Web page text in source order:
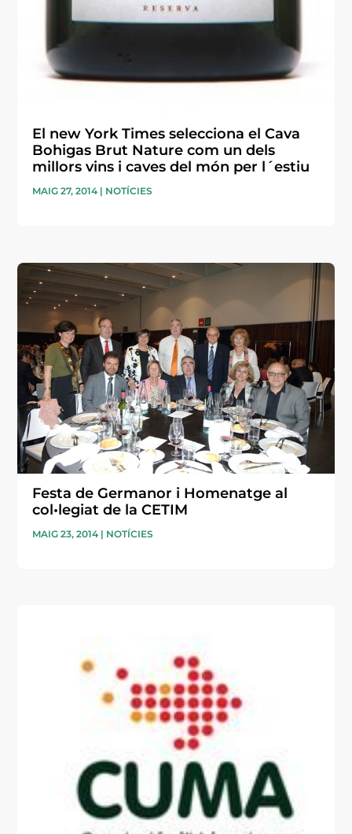
El new York Times selecciona el Cava
Bohigas Brut Nature com un dels
millors vins i caves del món per l´estiu
MAIG 27, 2014 | NOTÍCIES
Festa de Germanor i Homenatge al
col•legiat de la CETIM
MAIG 23, 2014 | NOTÍCIES